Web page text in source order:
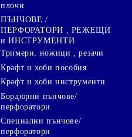
плочи
ПЪНЧОВЕ /
ПЕРФОРАТОРИ , РЕЖЕЩИ
и ИНСТРУМЕНТИ
Тримери, ножици , резачи
Крафт и хоби пособия
Крафт и хоби инструменти
Бордюрни пънчове/
перфоратори
Специални пънчове/
перфоратори